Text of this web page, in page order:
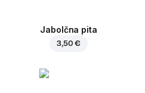
Jabolčna pita
3,50 €